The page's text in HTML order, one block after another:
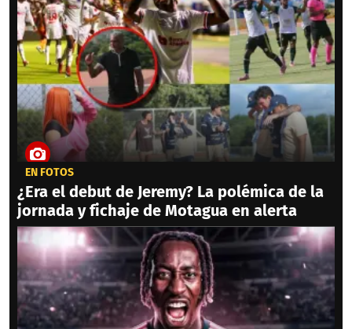
EN FOTOS
¿Era el debut de Jeremy? La polémica de la
jornada y fichaje de Motagua en alerta